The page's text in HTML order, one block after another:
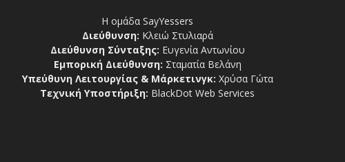
Η ομάδα SayYessers
Διεύθυνση: Κλειώ Στυλιαρά
Διεύθυνση Σύνταξης: Ευγενία Αντωνίου
Εμπορική Διεύθυνση: Σταματία Βελάνη
Υπεύθυνη Λειτουργίας & Μάρκετινγκ: Χρύσα Γώτα
Τεχνική Υποστήριξη: BlackDot Web Services